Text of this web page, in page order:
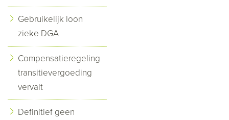
Gebruikelijk loon
zieke DGA
Compensatieregeling
transitievergoeding
vervalt
Definitief geen